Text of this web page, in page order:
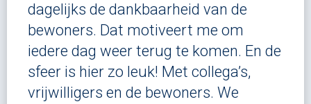
dagelijks de dankbaarheid van de
bewoners. Dat motiveert me om
iedere dag weer terug te komen. En de
sfeer is hier zo leuk! Met collega’s,
vrijwilligers en de bewoners. We